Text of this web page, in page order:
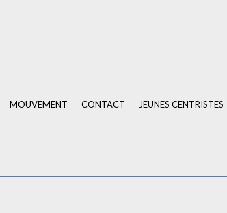
MOUVEMENT CONTACT JEUNES CENTRISTES